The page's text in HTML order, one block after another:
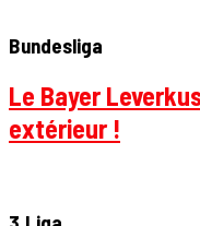
Bundesliga
Le Bayer
extérieur !